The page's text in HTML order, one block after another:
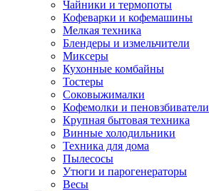
Чайники и термопоты
Кофеварки и кофемашины
Мелкая техника
Блендеры и измельчители
Миксеры
Кухонные комбайны
Тостеры
Соковыжималки
Кофемолки и пеновзбиватели
Крупная бытовая техника
Винные холодильники
Техника для дома
Пылесосы
Утюги и парогенераторы
Весы